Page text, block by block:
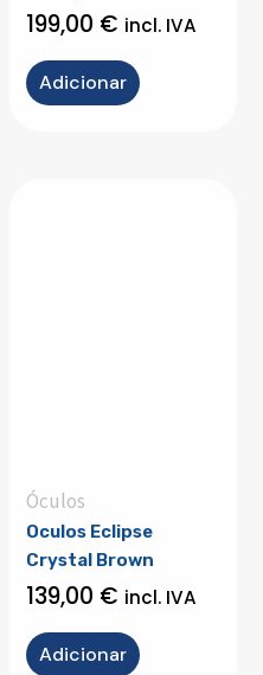
199,00 € incl. IVA
Adicionar
Óculos
Oculos Eclipse
Crystal Brown
139,00 € incl. IVA
Adicionar